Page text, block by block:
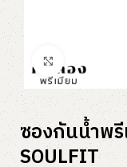
ซองกันน้ำพรี
SOULFIT